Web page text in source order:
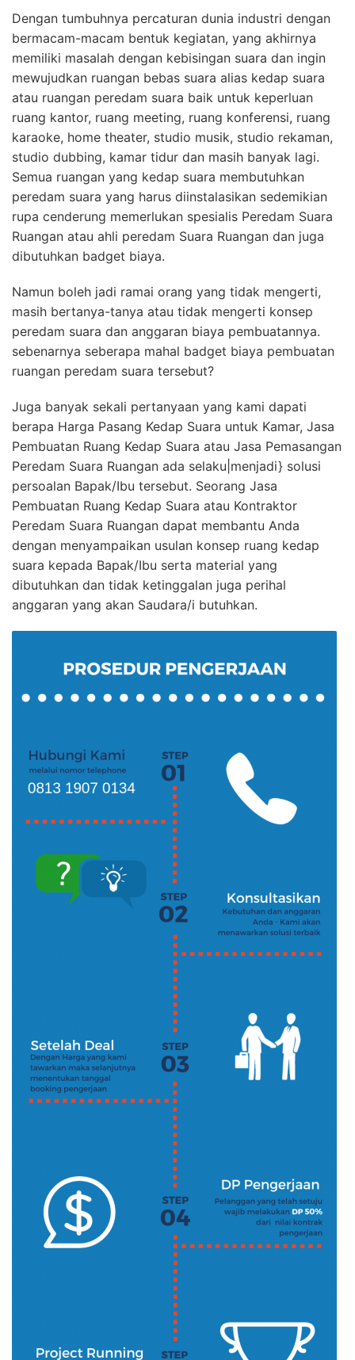
Dengan tumbuhnya percaturan dunia industri dengan
bermacam-macam bentuk kegiatan, yang akhirnya
memiliki masalah dengan kebisingan suara dan ingin
mewujudkan ruangan bebas suara alias kedap suara
atau ruangan peredam suara baik untuk keperluan
ruang kantor, ruang meeting, ruang konferensi, ruang
karaoke, home theater, studio musik, studio rekaman,
studio dubbing, kamar tidur dan masih banyak lagi.
Semua ruangan yang kedap suara membutuhkan
peredam suara yang harus diinstalasikan sedemikian
rupa cenderung memerlukan spesialis Peredam Suara
Ruangan atau ahli peredam Suara Ruangan dan juga
dibutuhkan badget biaya.
Namun boleh jadi ramai orang yang tidak mengerti,
masih bertanya-tanya atau tidak mengerti konsep
peredam suara dan anggaran biaya pembuatannya.
sebenarnya seberapa mahal badget biaya pembuatan
ruangan peredam suara tersebut?
Juga banyak sekali pertanyaan yang kami dapati
berapa Harga Pasang Kedap Suara untuk Kamar, Jasa
Pembuatan Ruang Kedap Suara atau Jasa Pemasangan
Peredam Suara Ruangan ada selaku|menjadi} solusi
persoalan Bapak/Ibu tersebut. Seorang Jasa
Pembuatan Ruang Kedap Suara atau Kontraktor
Peredam Suara Ruangan dapat membantu Anda
dengan menyampaikan usulan konsep ruang kedap
suara kepada Bapak/Ibu serta material yang
dibutuhkan dan tidak ketinggalan juga perihal
anggaran yang akan Saudara/i butuhkan.